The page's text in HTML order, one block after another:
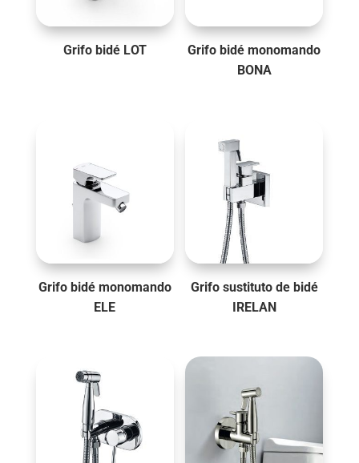
Grifo bidé LOT
Grifo bidé monomando
BONA
Grifo bidé monomando
ELE
Grifo sustituto de bidé
IRELAN